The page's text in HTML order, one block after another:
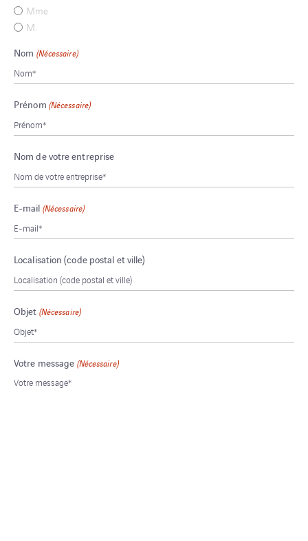
Mme
M.
Nom (Nécessaire)
Prénom (Nécessaire)
Nom de votre entreprise
E-mail (Nécessaire)
Localisation (code postal et ville)
Objet (Nécessaire)
Votre message (Nécessaire)